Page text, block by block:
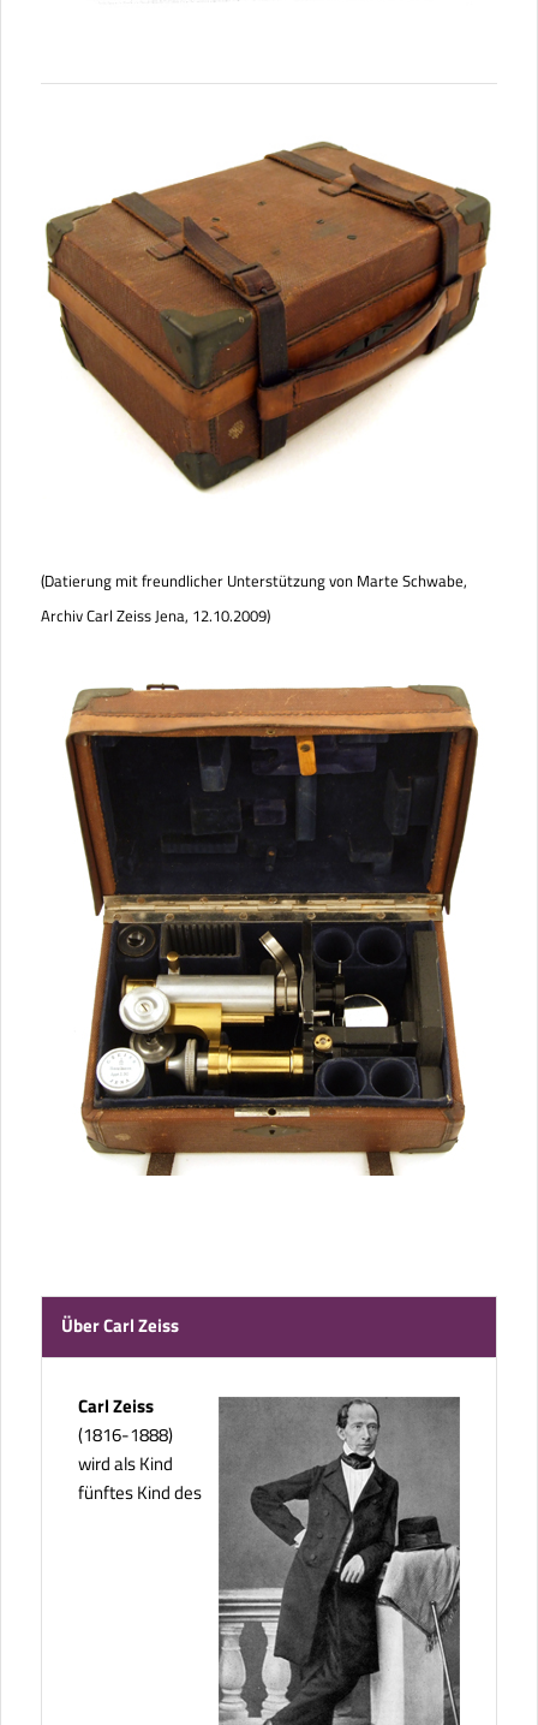
(Datierung mit freundlicher Unterstützung von Marte Schwabe,
Archiv Carl Zeiss Jena, 12.10.2009)
Über Carl Zeiss
Carl Zeiss
(1816-1888)
wird als Kind
fünftes Kind des